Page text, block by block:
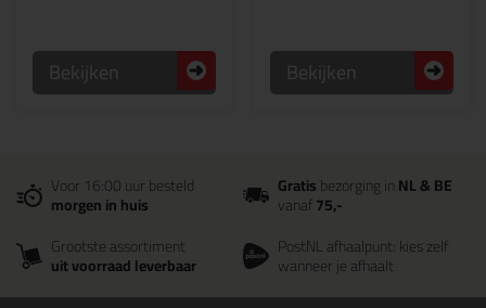
Bekijken Bekijken
Voor 16:00 uur besteld
morgen in huis
Gratisbezorging inNL & BE
vanaf75,-
Grootste assortiment
uit voorraad leverbaar
PostNL afhaalpunt: kies zelf
wanneer je afhaalt